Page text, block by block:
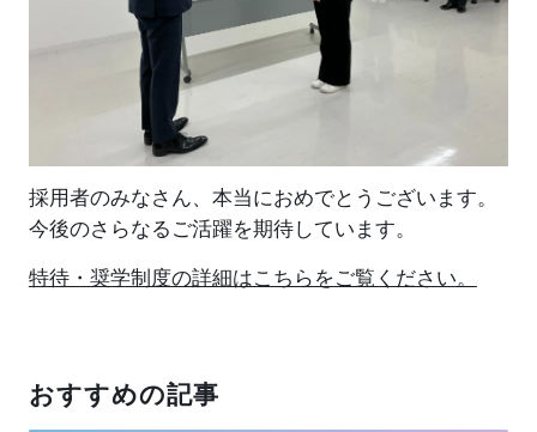
採用者のみなさん、本当におめでとうございます。
今後のさらなるご活躍を期待しています。
特待・奨学制度の詳細はこちらをご覧ください。
おすすめの記事